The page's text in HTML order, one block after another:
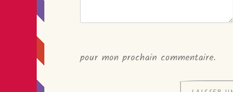
pour mon prochain commentaire.